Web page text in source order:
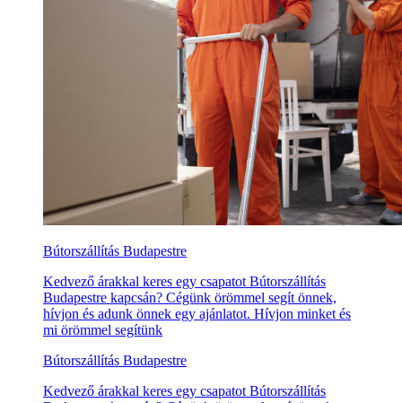
Bútorszállítás Budapestre
Kedvező árakkal keres egy csapatot Bútorszállítás
Budapestre kapcsán? Cégünk örömmel segít önnek,
hívjon és adunk önnek egy ajánlatot. Hívjon minket és
mi örömmel segítünk
Bútorszállítás Budapestre
Kedvező árakkal keres egy csapatot Bútorszállítás